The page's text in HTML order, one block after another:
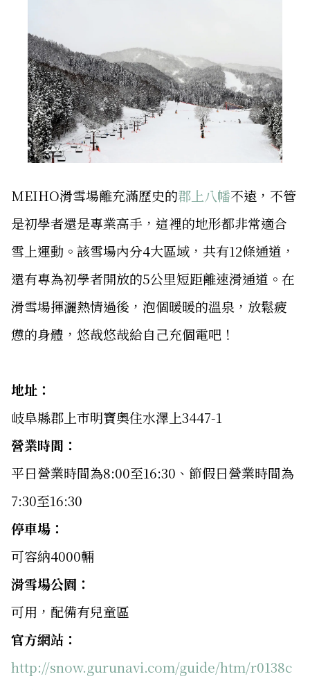
MEIHO滑雪場離充滿歷史的郡上八幡不遠，不管
是初學者還是專業高手，這裡的地形都非常適合
雪上運動。該雪場內分4大區域，共有12條通道，
還有專為初學者開放的5公里短距離速滑通道。在
滑雪場揮灑熱情過後，泡個暖暖的溫泉，放鬆疲
憊的身體，悠哉悠哉給自己充個電吧！
地址：
岐阜縣郡上市明寶奧住水澤上3447-1
營業時間：
平日營業時間為8:00至16:30、節假日營業時間為
7:30至16:30
停車場：
可容納4000輛
滑雪場公園：
可用，配備有兒童區
官方網站：
http://snow.gurunavi.com/guide/htm/r0138c